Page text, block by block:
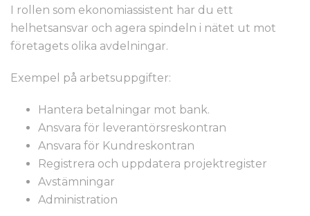
I rollen som ekonomiassistent har du ett
helhetsansvar och agera spindeln i nätet ut mot
företagets olika avdelningar.
Exempel på arbetsuppgifter:
Hantera betalningar mot bank.
Ansvara för leverantörsreskontran
Ansvara för Kundreskontran
Registrera och uppdatera projektregister
Avstämningar
Administration